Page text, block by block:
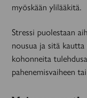
myöskään ylilääkitä.
Stressi puolestaan
nousua ja sitä
kohonneita
pahenemisvaiheen